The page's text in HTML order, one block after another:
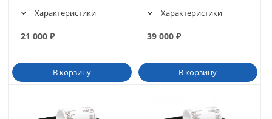
Характеристики
21 000 ₽
В корзину
Характеристики
39 000₽
В корзину